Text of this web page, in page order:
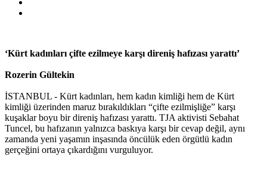
‘Kürt kadınları çifte ezilmeye karşı direniş hafızası yarattı’
Rozerin Gültekin
İSTANBUL - Kürt kadınları, hem kadın kimliği hem de Kürt
kimliği üzerinden maruz bırakıldıkları “çifte ezilmişliğe” karşı
kuşaklar boyu bir direniş hafızası yarattı. TJA aktivisti Sebahat
Tuncel, bu hafızanın yalnızca baskıya karşı bir cevap değil, aynı
zamanda yeni yaşamın inşasında öncülük eden örgütlü kadın
gerçeğini ortaya çıkardığını vurguluyor.